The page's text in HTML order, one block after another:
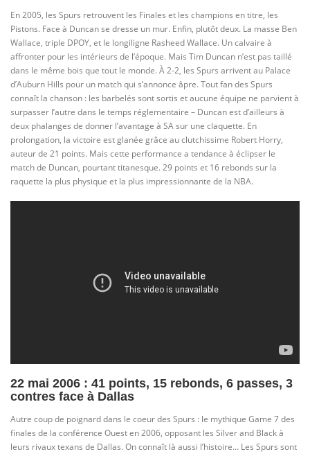
En 2005, les Spurs retrouvent les Finales et les champions en titre, les
Pistons. Face à Duncan se dresse un mur. Enfin, plutôt deux. La masse Ben
Wallace, triple DPOY, et le longiligne Rasheed Wallace. Un calvaire à
affronter pour les intérieurs de l’époque. Mais Tim Duncan n’est pas taillé
dans le même bois que tout le monde. À 2-2, les Spurs arrivent au Palace
d’Auburn Hills pour un match qui s’annonce âpre. Tout fan des Spurs
connaît la chanson : les barbelés sont sortis et aucune équipe ne parvient à
surpasser l’autre dans le temps réglementaire – Duncan est d’ailleurs à
deux phalanges de donner l’avantage à SA sur une claquette. En
prolongation, la victoire est glanée grâce au clutchissime Robert Horry,
auteur de 21 points. Mais cette performance a tendance à éclipser le
match de Duncan, pourtant titanesque. 29 points et 16 rebonds sur la
raquette la plus physique et la plus impressionnante de la NBA.
22 mai 2006 : 41 points, 15 rebonds, 6 passes, 3
contres face à Dallas
Autre coup de poignard dans le coeur des Spurs : le mythique Game 7 des
finales de la conférence Ouest en 2006, opposant les Silver and Black à
leurs rivaux texans de Dallas. On connaît là aussi l’histoire… Les Spurs sont